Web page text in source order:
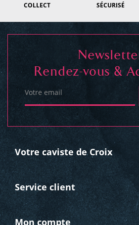
COLLECT
SÉCURISÉ
Votre caviste de Croix
Service client
Mon compte
Rendez-vous &
Votre email